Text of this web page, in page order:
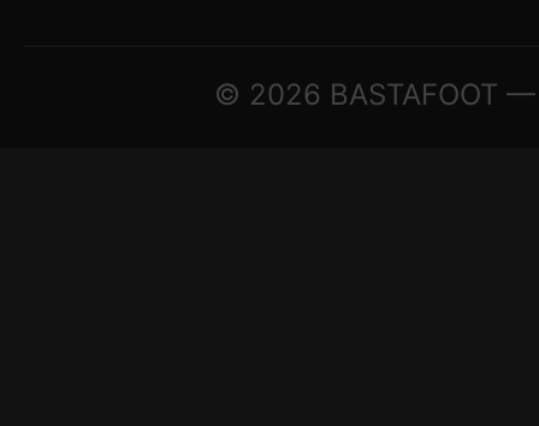
© 2026 BASTAFOOT